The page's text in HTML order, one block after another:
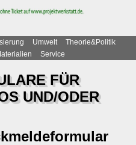
Umwelt
Theorie&Politik
Service
FÜR
UND/ODER